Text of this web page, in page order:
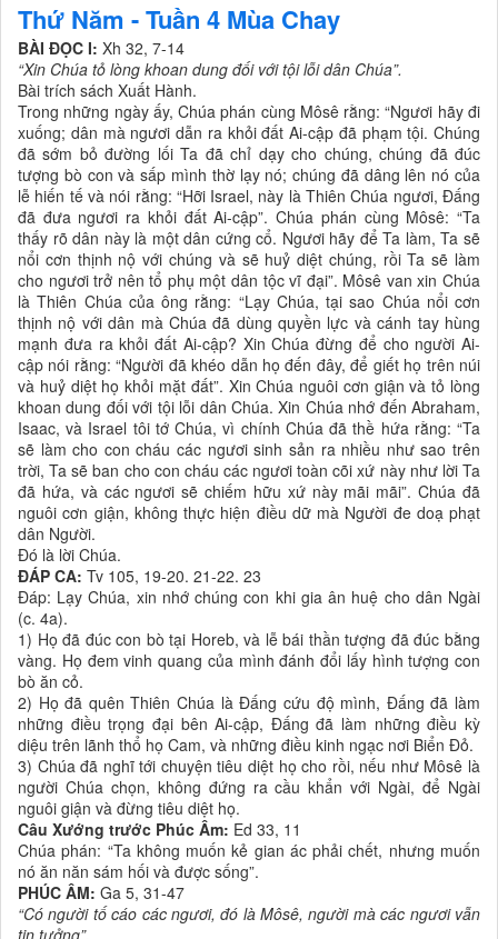
Thứ Năm - Tuần 4 Mùa Chay
BÀI ĐỌC I: Xh 32, 7-14
“Xin Chúa tỏ lòng khoan dung đối với tội lỗi dân Chúa”.
Bài trích sách Xuất Hành.
Trong những ngày ấy, Chúa phán cùng Môsê rằng: “Ngươi hãy đi
xuống; dân mà ngươi dẫn ra khỏi đất Ai-cập đã phạm tội. Chúng
đã sớm bỏ đường lối Ta đã chỉ dạy cho chúng, chúng đã đúc
tượng bò con và sấp mình thờ lạy nó; chúng đã dâng lên nó của
lễ hiến tế và nói rằng: “Hỡi Israel, này là Thiên Chúa ngươi, Ðấng
đã đưa ngươi ra khỏi đất Ai-cập”. Chúa phán cùng Môsê: “Ta
thấy rõ dân này là một dân cứng cổ. Ngươi hãy để Ta làm, Ta sẽ
nổi cơn thịnh nộ với chúng và sẽ huỷ diệt chúng, rồi Ta sẽ làm
cho ngươi trở nên tổ phụ một dân tộc vĩ đại”. Môsê van xin Chúa
là Thiên Chúa của ông rằng: “Lạy Chúa, tại sao Chúa nổi cơn
thịnh nộ với dân mà Chúa đã dùng quyền lực và cánh tay hùng
mạnh đưa ra khỏi đất Ai-cập? Xin Chúa đừng để cho người Ai-
cập nói rằng: “Người đã khéo dẫn họ đến đây, để giết họ trên núi
và huỷ diệt họ khỏi mặt đất”. Xin Chúa nguôi cơn giận và tỏ lòng
khoan dung đối với tội lỗi dân Chúa. Xin Chúa nhớ đến Abraham,
Isaac, và Israel tôi tớ Chúa, vì chính Chúa đã thề hứa rằng: “Ta
sẽ làm cho con cháu các ngươi sinh sản ra nhiều như sao trên
trời, Ta sẽ ban cho con cháu các ngươi toàn cõi xứ này như lời Ta
đã hứa, và các ngươi sẽ chiếm hữu xứ này mãi mãi”. Chúa đã
nguôi cơn giận, không thực hiện điều dữ mà Người đe doạ phạt
dân Người.
Ðó là lời Chúa.
ÐÁP CA: Tv 105, 19-20. 21-22. 23
Ðáp: Lạy Chúa, xin nhớ chúng con khi gia ân huệ cho dân Ngài
(c. 4a).
1) Họ đã đúc con bò tại Horeb, và lễ bái thần tượng đã đúc bằng
vàng. Họ đem vinh quang của mình đánh đổi lấy hình tượng con
bò ăn cỏ.
2) Họ đã quên Thiên Chúa là Ðấng cứu độ mình, Ðấng đã làm
những điều trọng đại bên Ai-cập, Ðấng đã làm những điều kỳ
diệu trên lãnh thổ họ Cam, và những điều kinh ngạc nơi Biển Ðỏ.
3) Chúa đã nghĩ tới chuyện tiêu diệt họ cho rồi, nếu như Môsê là
người Chúa chọn, không đứng ra cầu khẩn với Ngài, để Ngài
nguôi giận và đừng tiêu diệt họ.
Câu Xướng trước Phúc Âm: Ed 33, 11
Chúa phán: “Ta không muốn kẻ gian ác phải chết, nhưng muốn
nó ăn năn sám hối và được sống”.
PHÚC ÂM: Ga 5, 31-47
“Có người tố cáo các ngươi, đó là Môsê, người mà các ngươi vẫn